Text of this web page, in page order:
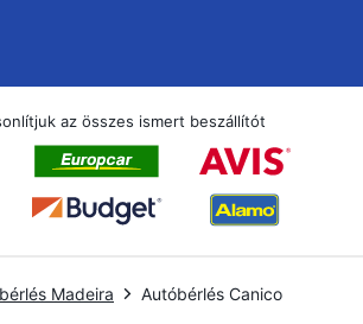
az összes ismert beszállítót
Madeira Autóbérlés Canico